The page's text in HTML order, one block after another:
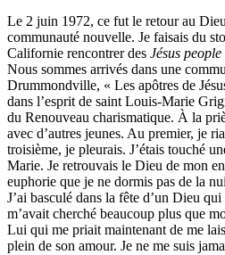
Le 2 juin 1972, ce fut le retour au
communauté nouvelle. Je faisais du
Californie rencontrer des Jésus people
Nous sommes arrivés dans une
Drummondville, « Les apôtres de
dans l’esprit de saint Louis-Marie
du Renouveau charismatique. À la
avec d’autres jeunes. Au premier, je
troisième, je pleurais. J’étais touché
Marie. Je retrouvais le Dieu de mon
euphorie que je ne dormis pas de la
J’ai basculé dans la fête d’un Dieu
m’avait cherché beaucoup plus que
Lui qui me priait maintenant de me
plein de son amour. Je ne me suis